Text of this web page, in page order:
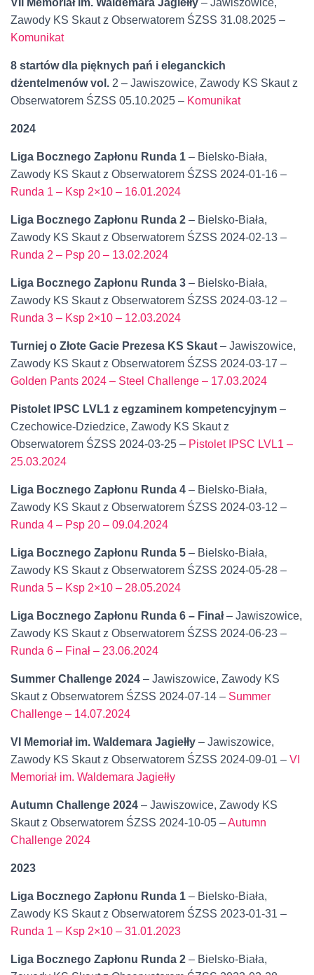
VII Memoriał im. Waldemara Jagiełły – Jawiszowice,
Zawody KS Skaut z Obserwatorem ŚZSS 31.08.2025 –
Komunikat
8 startów dla pięknych pań i eleganckich
dżentelmenów vol. 2 – Jawiszowice, Zawody KS Skaut z
Obserwatorem ŚZSS 05.10.2025 – Komunikat
2024
Liga Bocznego Zapłonu Runda 1 – Bielsko-Biała,
Zawody KS Skaut z Obserwatorem ŚZSS 2024-01-16 –
Runda 1 – Ksp 2×10 – 16.01.2024
Liga Bocznego Zapłonu Runda 2 – Bielsko-Biała,
Zawody KS Skaut z Obserwatorem ŚZSS 2024-02-13 –
Runda 2 – Psp 20 – 13.02.2024
Liga Bocznego Zapłonu Runda 3 – Bielsko-Biała,
Zawody KS Skaut z Obserwatorem ŚZSS 2024-03-12 –
Runda 3 – Ksp 2×10 – 12.03.2024
Turniej o Złote Gacie Prezesa KS Skaut – Jawiszowice,
Zawody KS Skaut z Obserwatorem ŚZSS 2024-03-17 –
Golden Pants 2024 – Steel Challenge – 17.03.2024
Pistolet IPSC LVL1 z egzaminem kompetencyjnym –
Czechowice-Dziedzice, Zawody KS Skaut z
Obserwatorem ŚZSS 2024-03-25 – Pistolet IPSC LVL1 –
25.03.2024
Liga Bocznego Zapłonu Runda 4 – Bielsko-Biała,
Zawody KS Skaut z Obserwatorem ŚZSS 2024-03-12 –
Runda 4 – Psp 20 – 09.04.2024
Liga Bocznego Zapłonu Runda 5 – Bielsko-Biała,
Zawody KS Skaut z Obserwatorem ŚZSS 2024-05-28 –
Runda 5 – Ksp 2×10 – 28.05.2024
Liga Bocznego Zapłonu Runda 6 – Finał– Jawiszowice,
Zawody KS Skaut z Obserwatorem ŚZSS 2024-06-23 –
Runda 6 – Finał – 23.06.2024
Summer Challenge 2024 – Jawiszowice, Zawody KS
Skaut z Obserwatorem ŚZSS 2024-07-14 – Summer
Challenge – 14.07.2024
VI Memoriał im. Waldemara Jagiełły – Jawiszowice,
Zawody KS Skaut z Obserwatorem ŚZSS 2024-09-01 – VI
Memoriał im. Waldemara Jagiełły
Autumn Challenge 2024 – Jawiszowice, Zawody KS
Skaut z Obserwatorem ŚZSS 2024-10-05 –Autumn
Challenge 2024
2023
Liga Bocznego Zapłonu Runda 1 – Bielsko-Biała,
Zawody KS Skaut z Obserwatorem ŚZSS 2023-01-31 –
Runda 1 – Ksp 2×10 – 31.01.2023
Liga Bocznego Zapłonu Runda 2 – Bielsko-Biała,